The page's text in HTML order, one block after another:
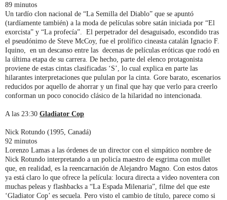
89 minutos
Un tardío clon nacional de “La Semilla del Diablo” que se apuntó
(tardíamente también) a la moda de películas sobre satán iniciada por “El
exorcista” y “La profecía”. El perpetrador del desaguisado, escondido tras
el pseudónimo de Steve McCoy, fue el prolífico cineasta catalán Ignacio F.
Iquino, en un descanso entre las decenas de películas eróticas que rodó en
la última etapa de su carrera. De hecho, parte del elenco protagonista
proviene de estas cintas clasificadas ‘S’, lo cual explica en parte las
hilarantes interpretaciones que pululan por la cinta. Gore barato, escenarios
reducidos por aquello de ahorrar y un final que hay que verlo para creerlo
conforman un poco conocido clásico de la hilaridad no intencionada.
A las 23:30 Gladiator Cop
Nick Rotundo (1995, Canadá)
92 minutos
Lorenzo Lamas a las órdenes de un director con el simpático nombre de
Nick Rotundo interpretando a un policía maestro de esgrima con mullet
que, en realidad, es la reencarnación de Alejandro Magno. Con estos datos
ya está claro lo que ofrece la película: locura directa a video noventera con
muchas peleas y flashbacks a “La Espada Milenaria”, filme del que este
‘Gladiator Cop’ es secuela. Pero visto el cambio de título, parece como si